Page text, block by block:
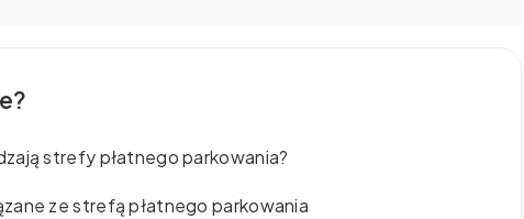
strefy płatnego parkowania?
ze strefą płatnego parkowania